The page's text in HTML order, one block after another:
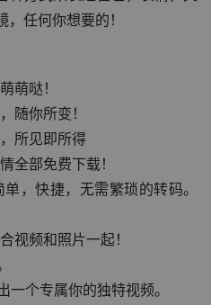
任何你想要的！
萌哒！
随你所变！
所见即所得
全部免费下载！
，快捷，无需繁琐的转码。
视频和照片一起！
个专属你的独特视频。